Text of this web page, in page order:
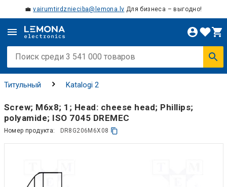
💼vairumtirdznieciba@lemona.lv Для бизнеса – выгодно!
Титульный Katalogi 2
Screw; M6x8; 1; Head: cheese head; Phillips;
polyamide; ISO 7045 DREMEC
Номер продукта: DR8G206M6X08